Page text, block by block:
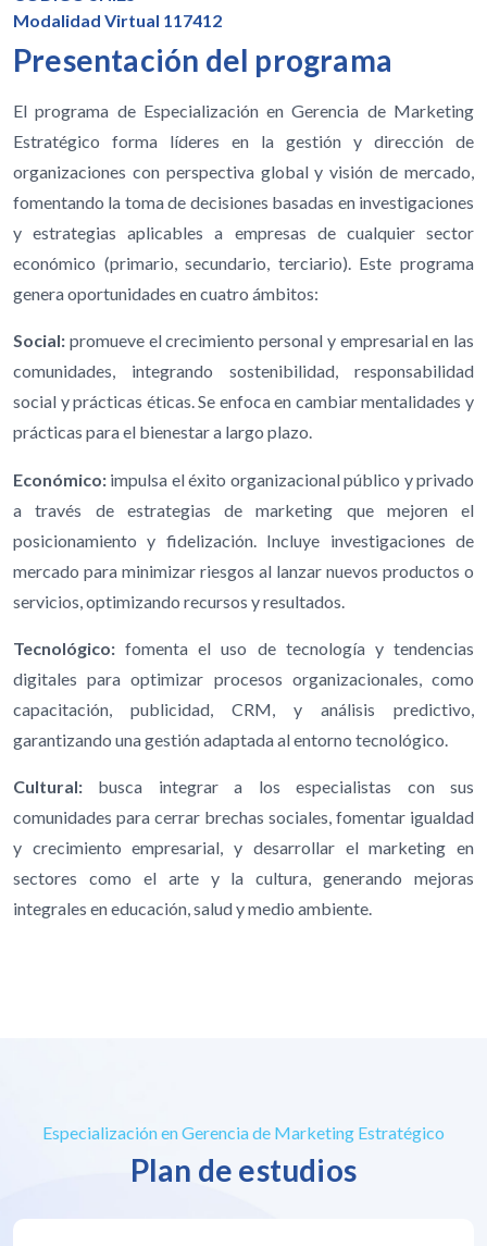
Modalidad Virtual 117412
Presentación del programa
El programa de Especialización en Gerencia de Marketing
Estratégico forma líderes en la gestión y dirección de
organizaciones con perspectiva global y visión de mercado,
fomentando la toma de decisiones basadas en investigaciones
y estrategias aplicables a empresas de cualquier sector
económico (primario, secundario, terciario). Este programa
genera oportunidades en cuatro ámbitos:
Social: promueve el crecimiento personal y empresarial en las
comunidades, integrando sostenibilidad, responsabilidad
social y prácticas éticas. Se enfoca en cambiar mentalidades y
prácticas para el bienestar a largo plazo.
Económico: impulsa el éxito organizacional público y privado
a través de estrategias de marketing que mejoren el
posicionamiento y fidelización. Incluye investigaciones de
mercado para minimizar riesgos al lanzar nuevos productos o
servicios, optimizando recursos y resultados.
Tecnológico: fomenta el uso de tecnología y tendencias
digitales para optimizar procesos organizacionales, como
capacitación, publicidad, CRM, y análisis predictivo,
garantizando una gestión adaptada al entorno tecnológico.
Cultural: busca integrar a los especialistas con sus
comunidades para cerrar brechas sociales, fomentar igualdad
y crecimiento empresarial, y desarrollar el marketing en
sectores como el arte y la cultura, generando mejoras
integrales en educación, salud y medio ambiente.
Especialización en Gerencia de Marketing Estratégico
Plan de estudios